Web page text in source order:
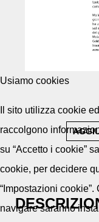
Usiamo cookies
Il sito utilizza cookie
raccolgono
su “Accetto i cookie”
cookie, per decidere
“Impostazioni
navigare saranno